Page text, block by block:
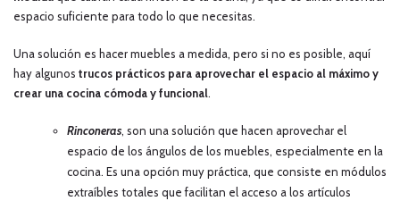
espacio suficiente para todo lo que necesitas.
Una solución es hacer muebles a medida, pero si no es posible, aquí
hay algunos trucos prácticos para aprovechar el espacio al máximo y
crear una cocina cómoda y funcional.
Rinconeras, son una solución que hacen aprovechar el
espacio de los ángulos de los muebles, especialmente en la
cocina. Es una opción muy práctica, que consiste en módulos
extraíbles totales que facilitan el acceso a los artículos